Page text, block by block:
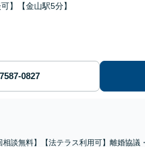
】【金山駅5分】
相談無料】【法テラス利用可】離婚協